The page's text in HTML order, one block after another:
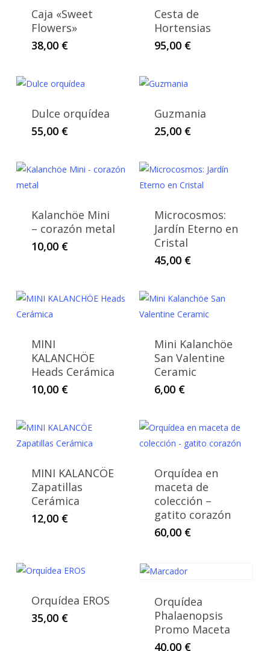
Caja «Sweet
Flowers»
38,00 €
Cesta de
Hortensias
95,00 €
Dulce orquídea
55,00 €
Guzmania
25,00 €
Kalanchöe Mini
– corazón metal
10,00 €
Microcosmos:
Jardín Eterno en
Cristal
45,00 €
MINI
KALANCHÖE
Heads Cerámica
10,00 €
Mini Kalanchöe
San Valentine
Ceramic
6,00 €
MINI KALANCÖE
Zapatillas
Cerámica
12,00 €
Orquídea en
maceta de
colección –
gatito corazón
60,00 €
Orquídea EROS
35,00 €
Orquídea
Phalaenopsis
Promo Maceta
40,00 €